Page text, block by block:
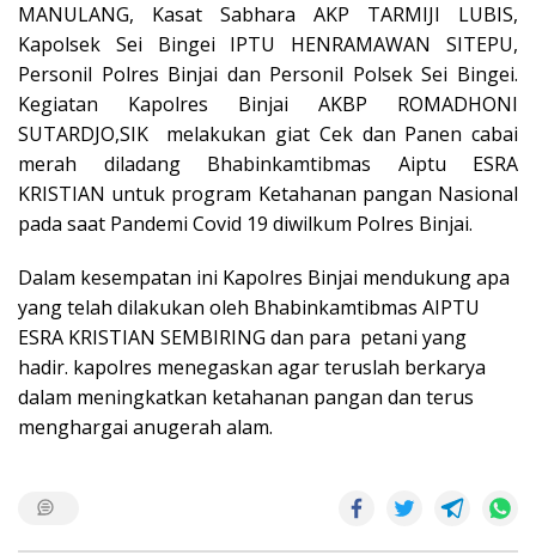
MANULANG, Kasat Sabhara AKP TARMIJI LUBIS,
Kapolsek Sei Bingei IPTU HENRAMAWAN SITEPU,
Personil Polres Binjai dan Personil Polsek Sei Bingei.
Kegiatan Kapolres Binjai AKBP ROMADHONI
SUTARDJO,SIK melakukan giat Cek dan Panen cabai
merah diladang Bhabinkamtibmas Aiptu ESRA
KRISTIAN untuk program Ketahanan pangan Nasional
pada saat Pandemi Covid 19 diwilkum Polres Binjai.
Dalam kesempatan ini Kapolres Binjai mendukung apa
yang telah dilakukan oleh Bhabinkamtibmas AIPTU
ESRA KRISTIAN SEMBIRING dan para petani yang
hadir. kapolres menegaskan agar teruslah berkarya
dalam meningkatkan ketahanan pangan dan terus
menghargai anugerah alam.